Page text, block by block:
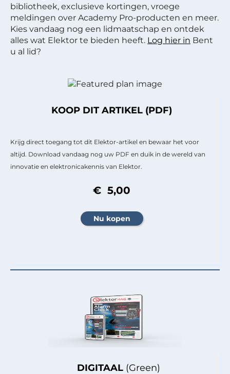
bibliotheek, exclusieve kortingen, vroege
meldingen over Academy Pro-producten en meer.
Kies vandaag nog een lidmaatschap en ontdek
alles wat Elektor te bieden heeft. Log hier in Bent
u al lid?
DIGITAAL (Green)
KOOP DIT ARTIKEL (PDF)
Krijg direct toegang tot dit Elektor-artikel en bewaar het voor
altijd. Download vandaag nog uw PDF en duik in de wereld van
innovatie en elektronicakennis van Elektor.
€ 5,00